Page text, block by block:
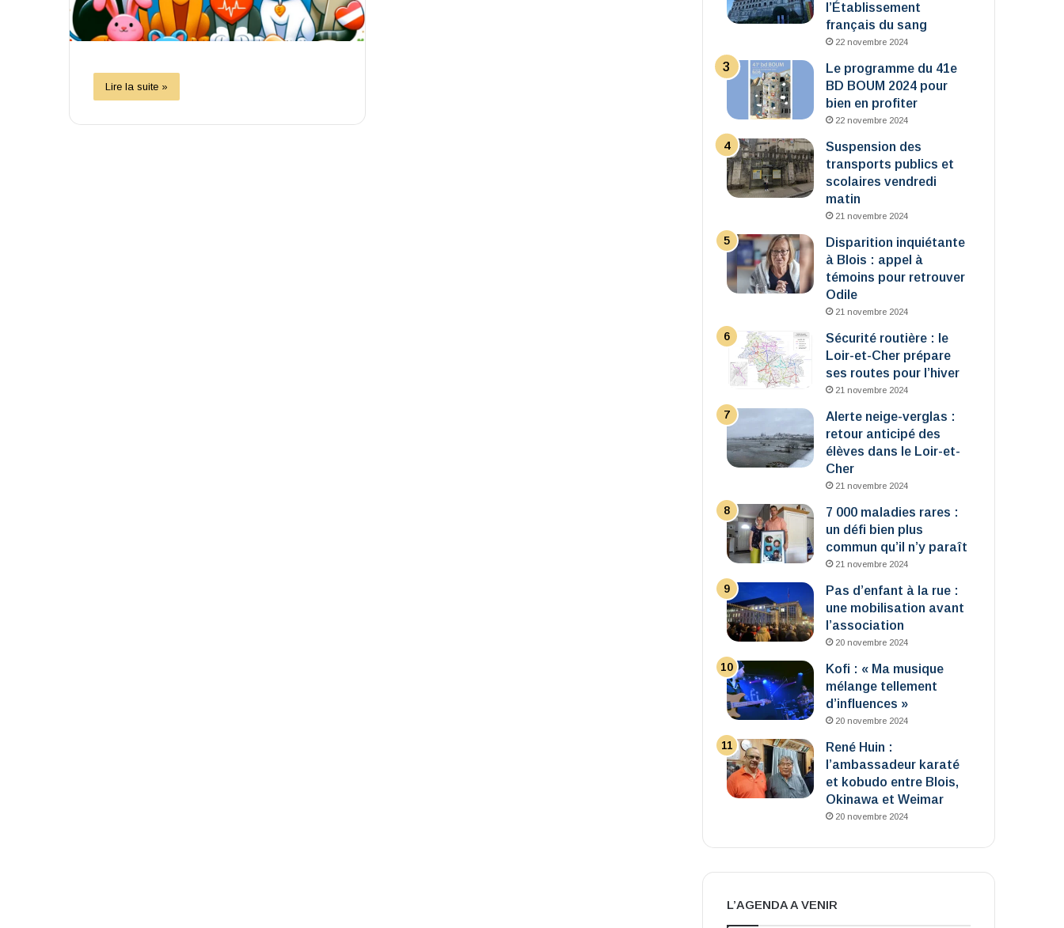
Lire la suite »
l’Établissement
français du sang
22 novembre 2024
Le programme du 41e
BD BOUM 2024 pour
bien en profiter
22 novembre 2024
Suspension des
transports publics et
scolaires vendredi
matin
21 novembre 2024
Disparition inquiétante
à Blois : appel à
témoins pour retrouver
Odile
21 novembre 2024
Sécurité routière : le
Loir-et-Cher prépare
ses routes pour l’hiver
21 novembre 2024
Alerte neige-verglas :
retour anticipé des
élèves dans le Loir-et-
Cher
21 novembre 2024
7 000 maladies rares :
un défi bien plus
commun qu’il n’y paraît
21 novembre 2024
Pas d’enfant à la rue :
une mobilisation avant
l’association
20 novembre 2024
Kofi : « Ma musique
mélange tellement
d’influences »
20 novembre 2024
René Huin :
l’ambassadeur karaté
et kobudo entre Blois,
Okinawa et Weimar
20 novembre 2024
L’AGENDA A VENIR